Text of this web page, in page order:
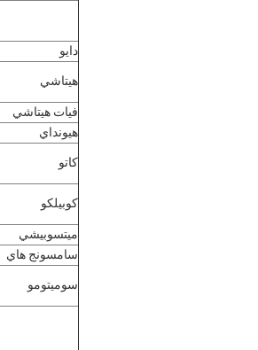
دايو
هيتاشي
فيات هيتاشي
هيونداي
كاتو
كوبيلكو
ميتسوبيشي
سامسونج هاي
سوميتومو